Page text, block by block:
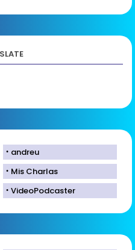
andreu
Mis Charlas
VideoPodcaster